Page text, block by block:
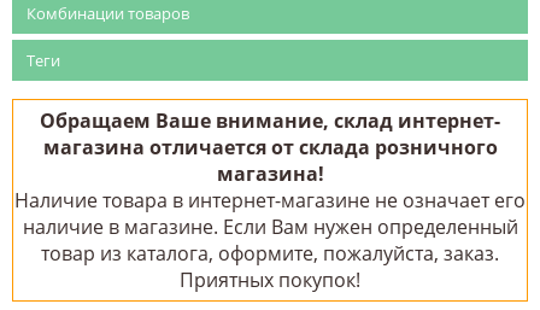
Комбинации товаров
Теги
Обращаем Ваше внимание, склад интернет-
магазина отличается от склада розничного
магазина!
Наличие товара в интернет-магазине не означает его
наличие в магазине. Если Вам нужен определенный
товар из каталога, оформите, пожалуйста, заказ.
Приятных покупок!